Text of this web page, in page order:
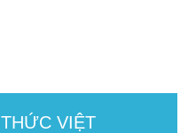
VIỆT